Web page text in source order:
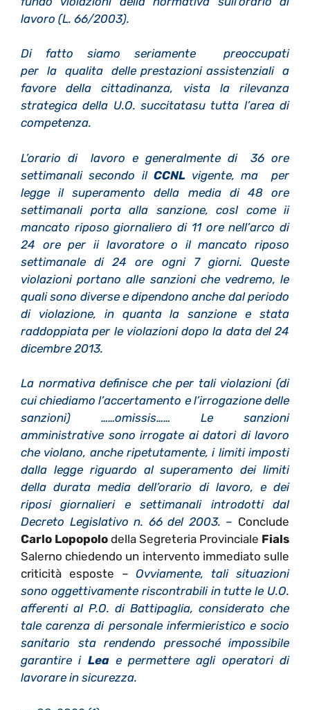
lavoro (L. 66/2003).
Di fatto siamo seriamente preoccupati
per la qualita delle prestazioni assistenziali a
favore della cittadinanza, vista la rilevanza
strategica della U.O. succitatasu tutta l’area di
competenza.
L’orario di lavoro e generalmente di 36 ore
settimanali secondo il CCNLvigente, ma per
legge il superamento della media di 48 ore
settimanali porta alla sanzione, cosl come ii
mancato riposo giornaliero di 11 ore nell’arco di
24 ore per ii lavoratore o il mancato riposo
settimanale di 24 ore ogni 7 giorni. Queste
violazioni portano alle sanzioni che vedremo, le
quali sono diverse e dipendono anche dal periodo
di violazione, in quanta la sanzione e stata
raddoppiata per le violazioni dopo la data del 24
dicembre 2013.
La normativa definisce che per tali violazioni (di
cui chiediamo l’accertamento e l’irrogazione delle
sanzioni) ……omissis…… Le sanzioni
amministrative sono irrogate ai datori di lavoro
che violano, anche ripetutamente, i limiti imposti
dalla legge riguardo al superamento dei limiti
della durata media dell’orario di lavoro, e dei
riposi giornalieri e settimanali introdotti dal
Decreto Legislativo n. 66 del 2003. – Conclude
Carlo Lopopolo della Segreteria Provinciale Fials
Salerno chiedendo un intervento immediato sulle
criticità esposte –Ovviamente, tali situazioni
sono oggettivamente riscontrabili in tutte le U.O.
afferenti al P.O. di Battipaglia, considerato che
tale carenza di personale infermieristico e socio
sanitario sta rendendo pressoché impossibile
garantire i Leae permettere agli operatori di
lavorare in sicurezza.